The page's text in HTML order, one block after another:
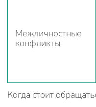
Межличностные
конфликты
Когда стоит